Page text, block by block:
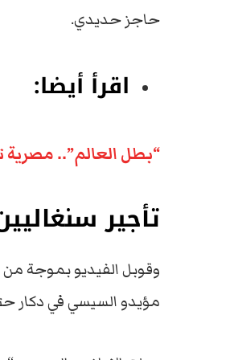
حاجز حديدي.
اقرأ أيضا:
“بطل العالم”.. مصرية
تأجير
وقوبل الفيديو بموجة
مؤيدو السيسي في دكار